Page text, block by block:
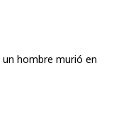
hombre murió en